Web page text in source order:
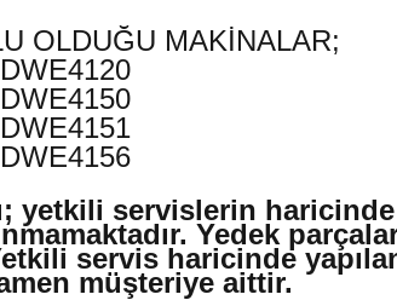
OLDUĞU MAKİNALAR;
yetkili servislerin
Yedek
servis haricinde
müşteriye aittir.